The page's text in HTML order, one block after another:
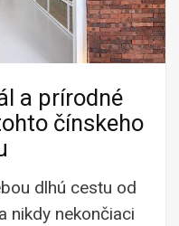
a prírodné
čínskeho
dlhú cestu od
nikdy nekončiaci